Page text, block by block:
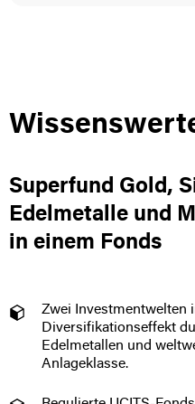
Superfund Gold,
Edelmetalle und
in einem Fonds
Zwei Investmentwelten
Diversifikationseffekt
Edelmetallen und
Anlageklasse.